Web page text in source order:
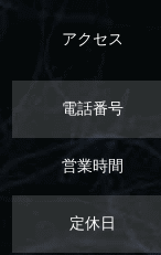
アクセス
電話番号
営業時間
定休日